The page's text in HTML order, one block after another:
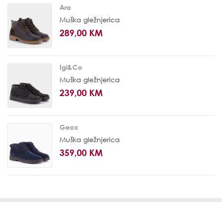
Ara
Muška gležnjerica
289,00 KM
Igi&Co
Muška gležnjerica
239,00 KM
Geox
Muška gležnjerica
359,00 KM